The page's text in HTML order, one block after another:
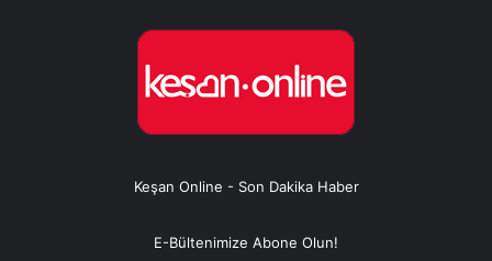
Keşan Online - Son Dakika Haber
E-Bültenimize Abone Olun!